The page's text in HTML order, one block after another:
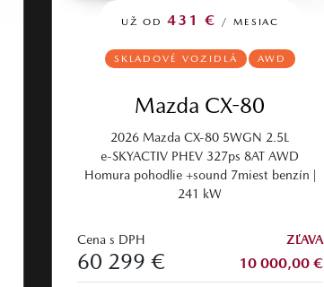
UŽ OD431 € / MESIAC
SKLADOVÉ VOZIDLÁ AWD
Mazda CX-80
2026 Mazda CX‑80 5WGN 2.5L
e‑SKYACTIV PHEV 327ps 8AT AWD
Homura pohodlie +sound 7miest benzín |
241 kW
Cena s DPH
60 299 €
ZĽAVA
10 000,00 €